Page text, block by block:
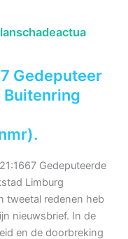
Gedeputeer
Buitenring
Gedeputeerde
Limburg
tweetal redenen heb
nieuwsbrief. In de
en de doorbreking